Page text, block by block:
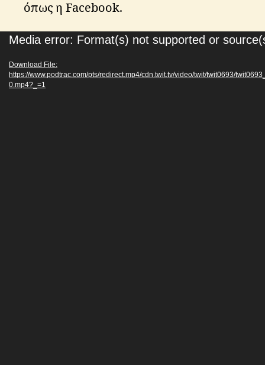
όπως η Facebook.
Media error: Format(s) not supported or
Download File:
https://www.podtrac.com/pts/redirect.mp4/cdn.twit.tv/video/twit/twit0693/
0.mp4?_=1